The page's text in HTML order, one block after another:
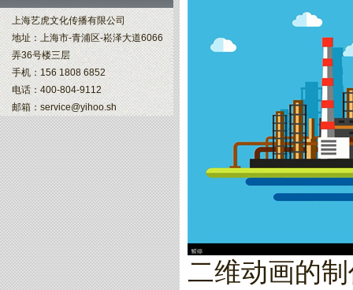
上海艺虎文化传播有限公司
地址：上海市-青浦区-崧泽大道6066
弄36号楼三层
手机：156 1808 6852
电话：400-804-9112
邮箱：service@yihoo.sh
二维动画的